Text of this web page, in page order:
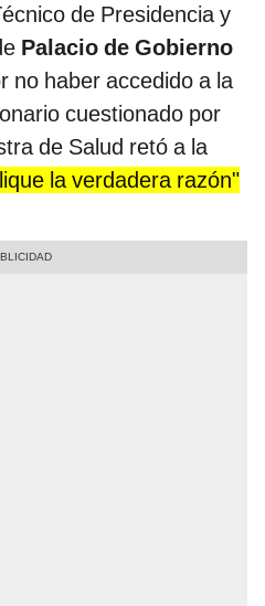
de Presidencia y
Palacio de Gobierno
no haber accedido a la
cuestionado por
de Salud retó a la
la verdadera razón"